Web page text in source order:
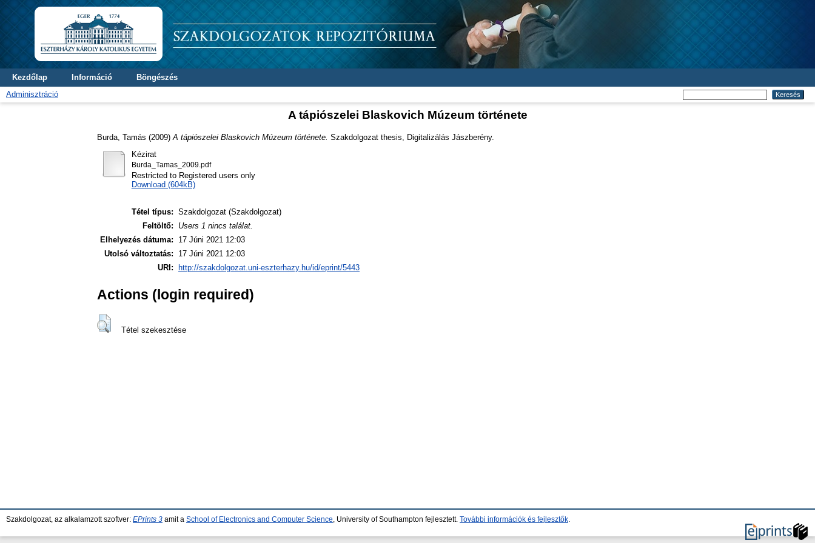
Kezdőlap Információ
Böngészés
Adminisztráció
A tápiószelei Blaskovich Múzeum története
Burda, Tamás (2009) A tápiószelei Blaskovich Múzeum története. Szakdolgozat thesis, Digitalizálás Jászberény.
Kézirat
Burda_Tamas_2009.pdf
Restricted to Registered users only
Download (604kB)
Tétel típus: Szakdolgozat (Szakdolgozat)
Feltöltő:
Users 1 nincs találat.
Elhelyezés dátuma:
17 Júni 2021 12:03
Utolsó változtatás:
17 Júni 2021 12:03
URI:
http://szakdolgozat.uni-eszterhazy.hu/id/eprint/5443
Actions (login required)
Tétel szekesztése
Szakdolgozat, az alkalamzott szoftver: EPrints 3 amit a School of Electronics and Computer Science , University of Southampton fejlesztett. További információk és fejlesztők